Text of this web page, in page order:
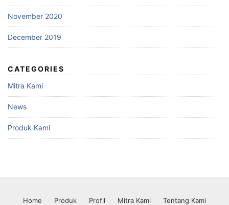
November 2020
December 2019
CATEGORIES
Mitra Kami
News
Produk Kami
Home Produk Profil Mitra Kami Tentang Kami